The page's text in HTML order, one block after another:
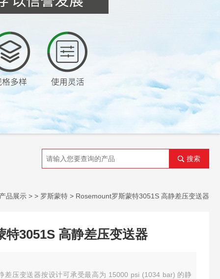
搜索
品展示 > > 罗斯蒙特 > Rosemount罗斯蒙特3051S 高静差压变送器
3051S 高静差压变送器
差压变送器按设计可承受最高为 15000 psi (1034 bar) 的静